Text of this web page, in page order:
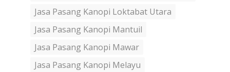
Jasa Pasang Kanopi Loktabat Utara
Jasa Pasang Kanopi Mantuil
Jasa Pasang Kanopi Mawar
Jasa Pasang Kanopi Melayu